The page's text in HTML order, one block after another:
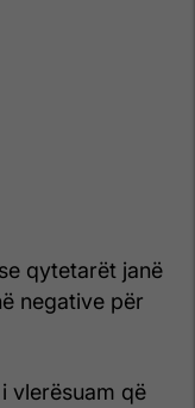
qytetarët janë
negative për
vlerësuam që